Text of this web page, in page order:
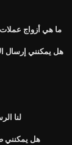
ما هي أزواج عملات
هل يمكنني إرسال
لنا
هل يمكنني طباعة